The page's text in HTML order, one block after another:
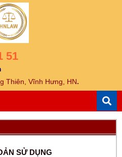
51
Thiên, Vĩnh Hưng, HN.
SỬ DỤNG